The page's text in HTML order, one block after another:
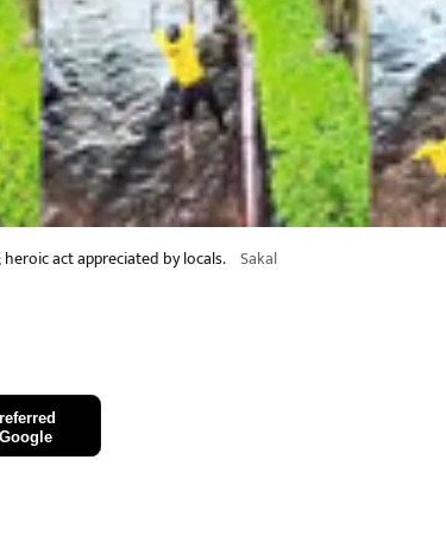
act appreciated by locals. Sakal